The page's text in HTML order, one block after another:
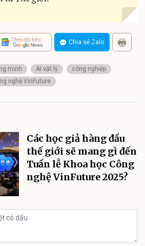
Theo dõi trên Chia sẻ Zalo
minh AI vật lý
công nghiệp
nghệ VinFuture
Các học giả hàng đầu
thế giới sẽ mang gì đến
Tuần lễ Khoa học Công
nghệ VinFuture 2025?